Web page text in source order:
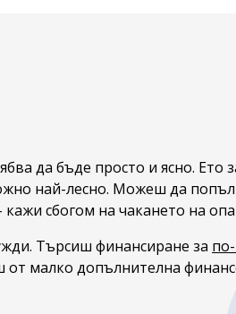
да бъде просто и ясно. Ето
най-лесно. Можеш да
сбогом на чакането на
Търсиш финансиране за
малко допълнителна